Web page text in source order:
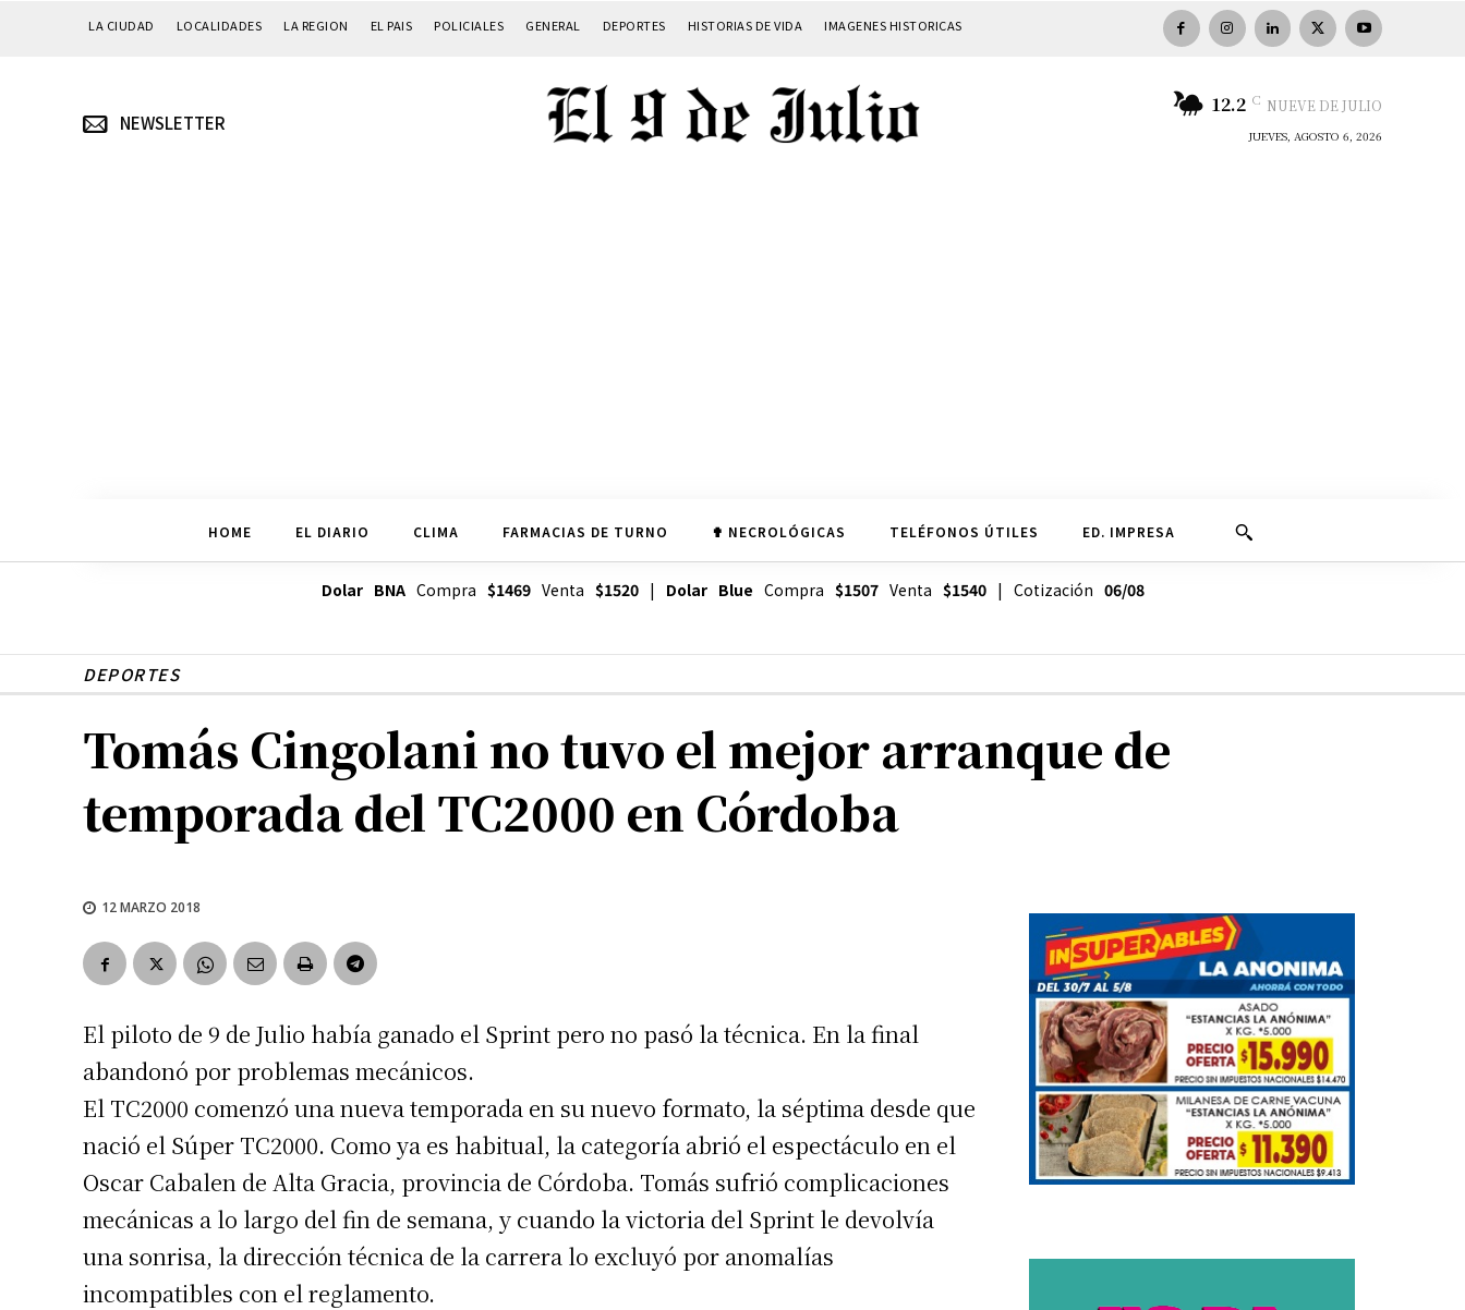
LA CIUDAD LOCALIDADES LA REGION EL PAIS POLICIALES GENERAL DEPORTES HISTORIAS DE VIDA IMAGENES HISTORICAS
NEWSLETTER
12.2 C NUEVE DE JULIO
JUEVES, AGOSTO 6, 2026
HOME EL DIARIO CLIMA FARMACIAS DE TURNO ✟ NECROLÓGICAS TELÉFONOS ÚTILES ED. IMPRESA
Dolar BNACompra $1469Venta $1520| Dolar Blue Compra $1507Venta $1540| Cotización 06/08
DEPORTES
Tomás Cingolani no tuvo el mejor arranque de
temporada del TC2000 en Córdoba
12 MARZO 2018
El piloto de 9 de Julio había ganado el Sprint pero no pasó la técnica. En la final
abandonó por problemas mecánicos.
El TC2000 comenzó una nueva temporada en su nuevo formato, la séptima desde que
nació el Súper TC2000. Como ya es habitual, la categoría abrió el espectáculo en el
Oscar Cabalen de Alta Gracia, provincia de Córdoba. Tomás sufrió complicaciones
mecánicas a lo largo del fin de semana, y cuando la victoria del Sprint le devolvía
una sonrisa, la dirección técnica de la carrera lo excluyó por anomalías
incompatibles con el reglamento.